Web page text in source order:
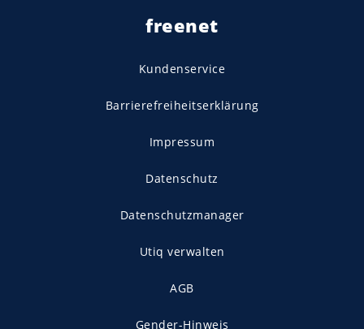
freenet
Kundenservice
Barrierefreiheitserklärung
Impressum
Datenschutz
Datenschutzmanager
Utiq verwalten
AGB
Gender-Hinweis